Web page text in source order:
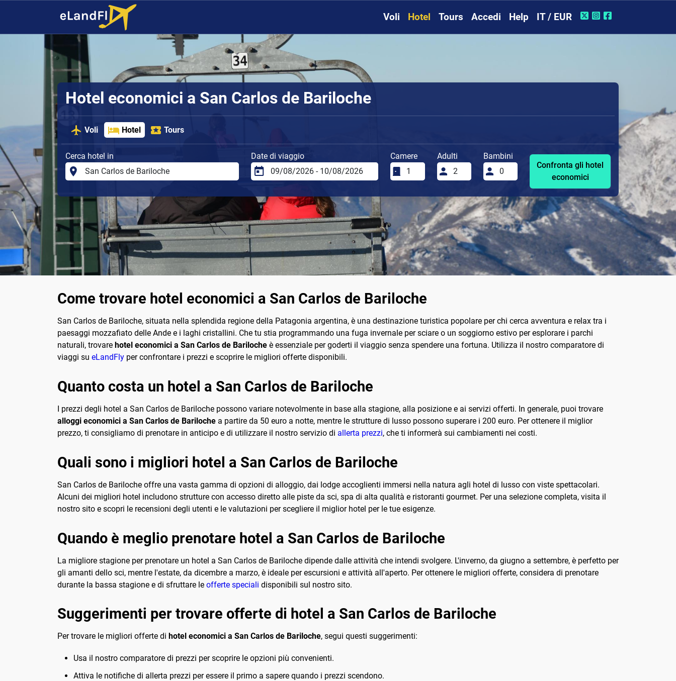
Voli Hotel Tours Accedi Help IT / EUR
Hotel economici a San Carlos de Bariloche
Voli Hotel Tours
Cerca hotel in Date di viaggio Camere Adulti
Bambini
Confronta gli hotel
economici
Come trovare hotel economici a San Carlos de Bariloche
San Carlos de Bariloche, situata nella splendida regione della Patagonia argentina, è una destinazione turistica popolare per chi cerca avventura e relax tra i
paesaggi mozzafiato delle Ande e i laghi cristallini. Che tu stia programmando una fuga invernale per sciare o un soggiorno estivo per esplorare i parchi
naturali, trovare hotel economici a San Carlos de Bariloche è essenziale per goderti il viaggio senza spendere una fortuna. Utilizza il nostro comparatore di
viaggi su eLandFly per confrontare i prezzi e scoprire le migliori offerte disponibili.
Quanto costa un hotel a San Carlos de Bariloche
I prezzi degli hotel a San Carlos de Bariloche possono variare notevolmente in base alla stagione, alla posizione e ai servizi offerti. In generale, puoi trovare
alloggi economici a San Carlos de Bariloche a partire da 50 euro a notte, mentre le strutture di lusso possono superare i 200 euro. Per ottenere il miglior
prezzo, ti consigliamo di prenotare in anticipo e di utilizzare il nostro servizio di allerta prezzi, che ti informerà sui cambiamenti nei costi.
Quali sono i migliori hotel a San Carlos de Bariloche
San Carlos de Bariloche offre una vasta gamma di opzioni di alloggio, dai lodge accoglienti immersi nella natura agli hotel di lusso con viste spettacolari.
Alcuni dei migliori hotel includono strutture con accesso diretto alle piste da sci, spa di alta qualità e ristoranti gourmet. Per una selezione completa, visita il
nostro sito e scopri le recensioni degli utenti e le valutazioni per scegliere il miglior hotel per le tue esigenze.
Quando è meglio prenotare hotel a San Carlos de Bariloche
La migliore stagione per prenotare un hotel a San Carlos de Bariloche dipende dalle attività che intendi svolgere. L'inverno, da giugno a settembre, è perfetto per
gli amanti dello sci, mentre l'estate, da dicembre a marzo, è ideale per escursioni e attività all'aperto. Per ottenere le migliori offerte, considera di prenotare
durante la bassa stagione e di sfruttare le offerte speciali disponibili sul nostro sito.
Suggerimenti per trovare offerte di hotel a San Carlos de Bariloche
Per trovare le migliori offerte di hotel economici a San Carlos de Bariloche, segui questi suggerimenti:
Usa il nostro comparatore di prezzi per scoprire le opzioni più convenienti.
Attiva le notifiche di allerta prezzi per essere il primo a sapere quando i prezzi scendono.